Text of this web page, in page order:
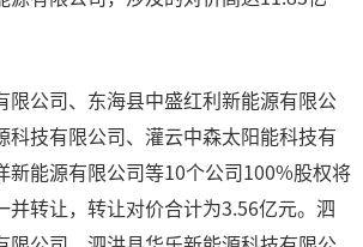
限公司、东海县中盛红利新能源有限公
科技有限公司、灌云中森太阳能科技有
新能源有限公司等10个公司100%股权将
并转让，转让对价合计为3.56亿元。泗